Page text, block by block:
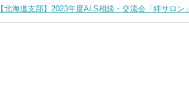
【北海道支部】2023年度ALS相談・交流会「絆サロン」